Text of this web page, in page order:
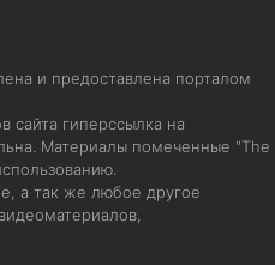
и предоставлена порталом
сайта гиперссылка на
Материалы помеченные "The
а так же любое другое